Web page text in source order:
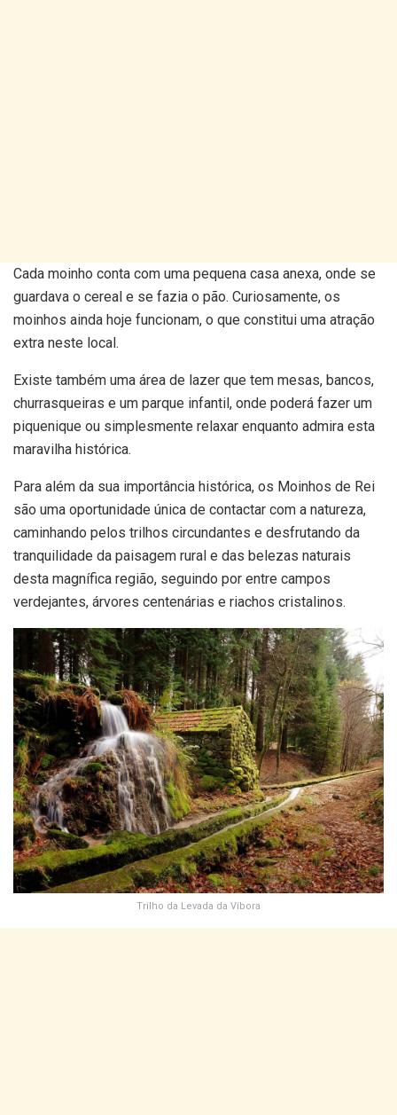
Cada moinho conta com uma pequena casa anexa, onde se
guardava o cereal e se fazia o pão. Curiosamente, os
moinhos ainda hoje funcionam, o que constitui uma atração
extra neste local.
Existe também uma área de lazer que tem mesas, bancos,
churrasqueiras e um parque infantil, onde poderá fazer um
piquenique ou simplesmente relaxar enquanto admira esta
maravilha histórica.
Para além da sua importância histórica, os Moinhos de Rei
são uma oportunidade única de contactar com a natureza,
caminhando pelos trilhos circundantes e desfrutando da
tranquilidade da paisagem rural e das belezas naturais
desta magnífica região, seguindo por entre campos
verdejantes, árvores centenárias e riachos cristalinos.
Trilho da Levada da Víbora